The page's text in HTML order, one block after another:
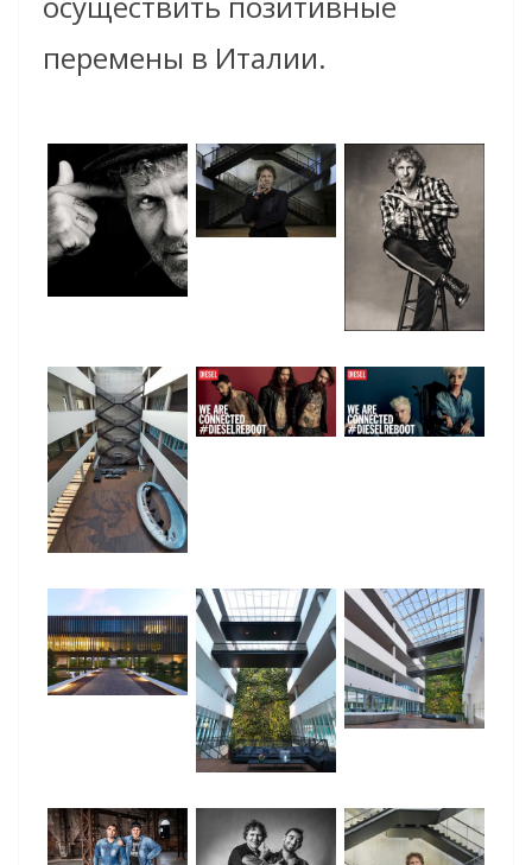
перемены в Италии.